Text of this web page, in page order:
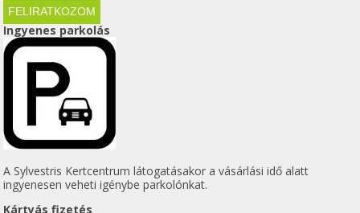
Ingyenes parkolás
A Sylvestris Kertcentrum látogatásakor a vásárlási idő alatt
ingyenesen veheti igénybe parkolónkat.
Kártyás fizetés